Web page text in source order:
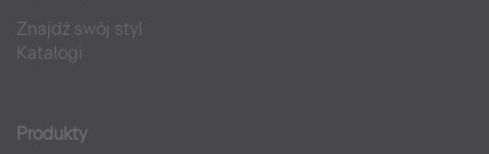
Znajdź swój styl
Katalogi
Produkty